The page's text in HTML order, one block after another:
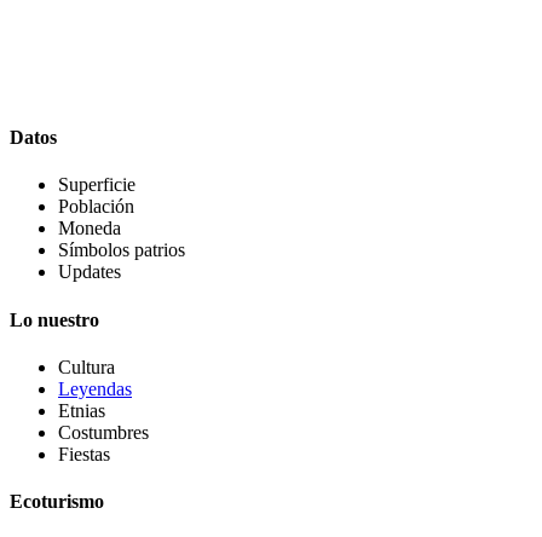
Datos
Superficie
Población
Moneda
Símbolos patrios
Updates
Lo nuestro
Cultura
Leyendas
Etnias
Costumbres
Fiestas
Ecoturismo